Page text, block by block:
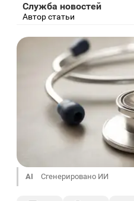
Служба новостей
Автор статьи
AI Сгенерировано ИИ